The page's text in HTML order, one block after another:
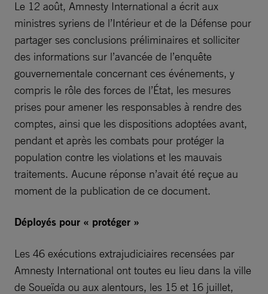
Le 12 août, Amnesty International a écrit aux
ministres syriens de l’Intérieur et de la Défense pour
partager ses conclusions préliminaires et solliciter
des informations sur l’avancée de l’enquête
gouvernementale concernant ces événements, y
compris le rôle des forces de l’État, les mesures
prises pour amener les responsables à rendre des
comptes, ainsi que les dispositions adoptées avant,
pendant et après les combats pour protéger la
population contre les violations et les mauvais
traitements. Aucune réponse n’avait été reçue au
moment de la publication de ce document.
Déployés pour « protéger »
Les 46 exécutions extrajudiciaires recensées par
Amnesty International ont toutes eu lieu dans la ville
de Soueïda ou aux alentours, les 15 et 16 juillet,